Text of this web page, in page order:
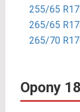
255/65 R17
265/65 R17
265/70 R17
Opony